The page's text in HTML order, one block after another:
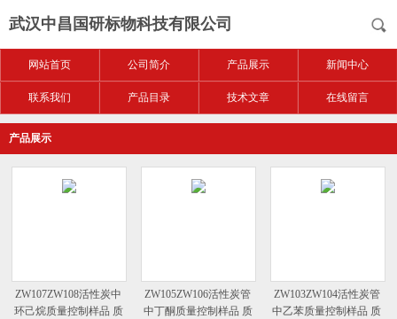
武汉中昌国研标物科技有限公司
网站首页 公司简介 产品展示 新闻中心
联系我们 产品目录 技术文章 在线留言
产品展示
ZW107ZW108活性炭中
环己烷质量控制样品 质
ZW105ZW106活性炭管
中丁酮质量控制样品 质
ZW103ZW104活性炭管
中乙苯质量控制样品 质